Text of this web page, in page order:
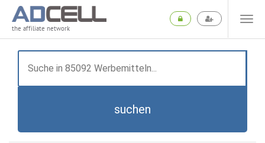
the affiliate network
suchen